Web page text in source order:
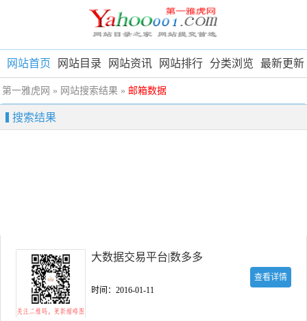
网站首页 网站目录 网站资讯 网站排行 分类浏览 最新更新
第一雅虎网 » 网站搜索结果 » 邮箱数据
搜索结果
大数据交易平台|数多多
时间：2016-01-11
查看详情